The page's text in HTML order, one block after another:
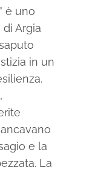
è uno
Argia
in un
e la
La